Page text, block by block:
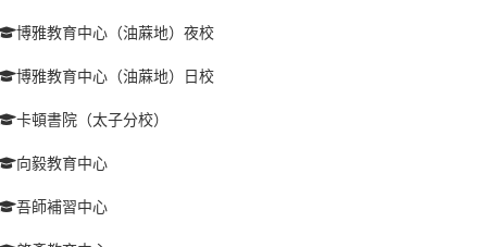
博雅教育中心（油蔴地）夜校
博雅教育中心（油蔴地）日校
卡頓書院（太子分校）
向毅教育中心
吾師補習中心